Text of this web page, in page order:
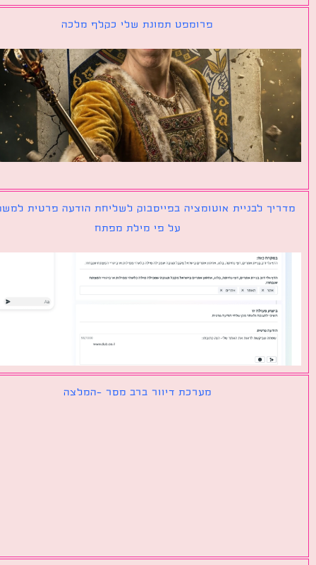
פרומפט תמונת שלי כקלף מלכה
לבניית אוטומציה בפייסבוק לשליחת הודעה פרטית למשתמש
על פי מילת מפתח
מערכת דיוור ברב מסר -המלצה